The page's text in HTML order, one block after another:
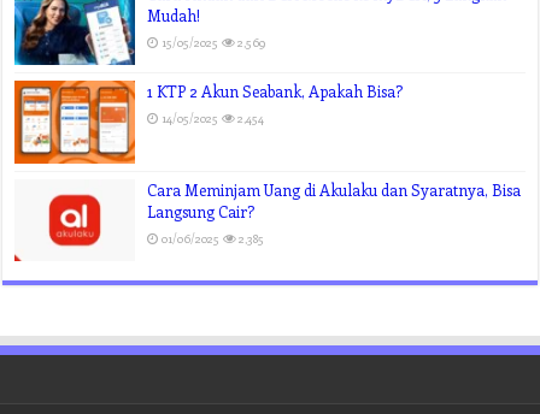
Mudah!
15/05/2025 2,569
1 KTP 2 Akun Seabank, Apakah Bisa?
14/05/2025 2,454
Cara Meminjam Uang di Akulaku dan Syaratnya, Bisa
Langsung Cair?
01/06/2025 2,385